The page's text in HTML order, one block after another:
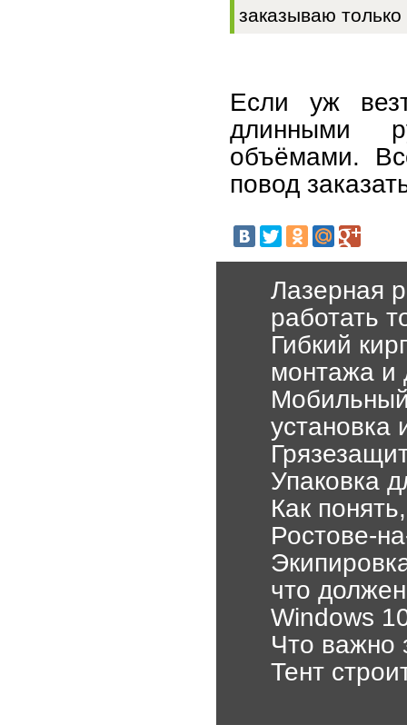
заказываю
Если уж
длинными
объёмами.
повод
Лазерная
работать
Гибкий
монтажа и
установка
Упаковка
Как
Ростове-
что
Windows
Что важно
Тент